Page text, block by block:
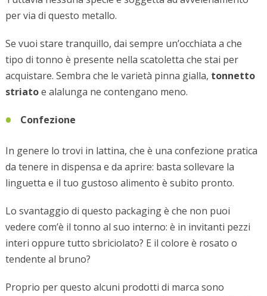
per via di questo metallo.
Se vuoi stare tranquillo, dai sempre un’occhiata a che
tipo di tonno è presente nella scatoletta che stai per
acquistare. Sembra che le varietà pinna gialla, tonnetto
striatoe alalunga ne contengano meno.
Confezione
In genere lo trovi in lattina, che è una confezione pratica
da tenere in dispensa e da aprire: basta sollevare la
linguetta e il tuo gustoso alimento è subito pronto.
Lo svantaggio di questo packaging è che non puoi
vedere com’è il tonno al suo interno: è in invitanti pezzi
interi oppure tutto sbriciolato? E il colore è rosato o
tendente al bruno?
Proprio per questo alcuni prodotti di marca sono